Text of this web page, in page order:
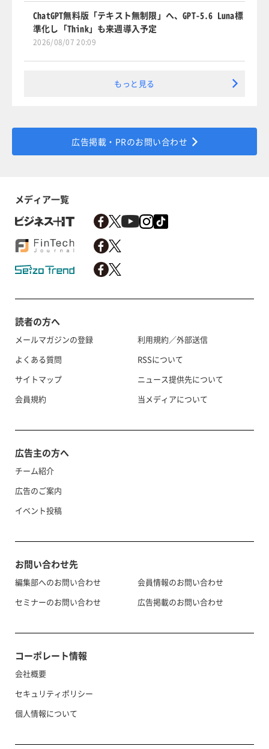
ChatGPT無料版「テキスト無制限」へ、GPT-5.6 Luna標
準化し「Think」も来週導入予定
2026/08/07 20:09
もっと見る
広告掲載・PRのお問い合わせ
メディア一覧
読者の方へ
メールマガジンの登録
よくある質問
サイトマップ
会員規約
利用規約／外部送信
RSSについて
ニュース提供先について
当メディアについて
広告主の方へ
チーム紹介
広告のご案内
イベント投稿
お問い合わせ先
編集部へのお問い合わせ
セミナーのお問い合わせ
会員情報のお問い合わせ
広告掲載のお問い合わせ
コーポレート情報
会社概要
セキュリティポリシー
個人情報について